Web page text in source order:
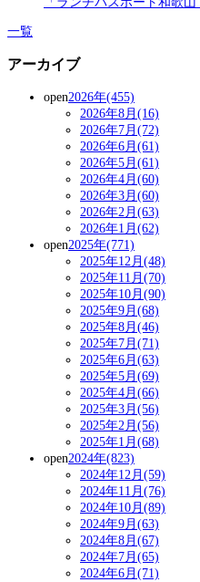
一覧
アーカイブ
open2026年(455)
2026年8月(16)
2026年7月(72)
2026年6月(61)
2026年5月(61)
2026年4月(60)
2026年3月(60)
2026年2月(63)
2026年1月(62)
open2025年(771)
2025年12月(48)
2025年11月(70)
2025年10月(90)
2025年9月(68)
2025年8月(46)
2025年7月(71)
2025年6月(63)
2025年5月(69)
2025年4月(66)
2025年3月(56)
2025年2月(56)
2025年1月(68)
open2024年(823)
2024年12月(59)
2024年11月(76)
2024年10月(89)
2024年9月(63)
2024年8月(67)
2024年7月(65)
2024年6月(71)